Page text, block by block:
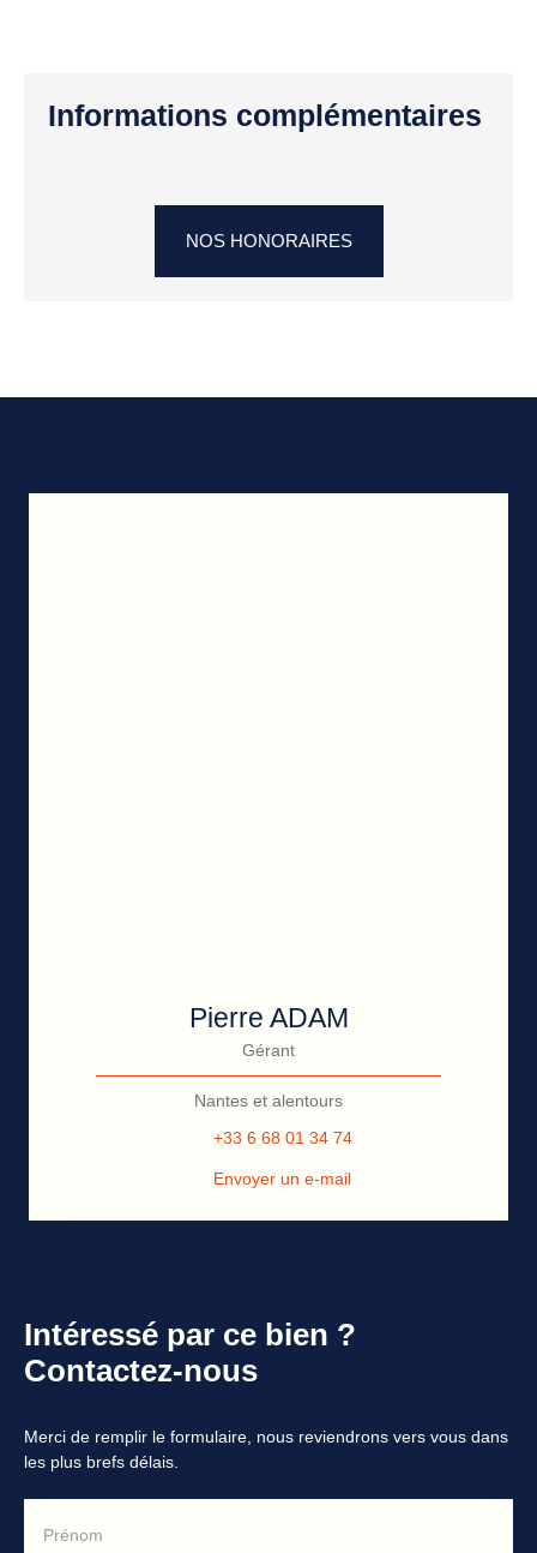
Informations complémentaires
NOS HONORAIRES
Pierre ADAM
Gérant
Nantes et alentours
+33 6 68 01 34 74
Envoyer un e-mail
Intéressé par ce bien ?
Contactez-nous
Merci de remplir le formulaire, nous reviendrons vers vous dans
les plus brefs délais.
Prénom